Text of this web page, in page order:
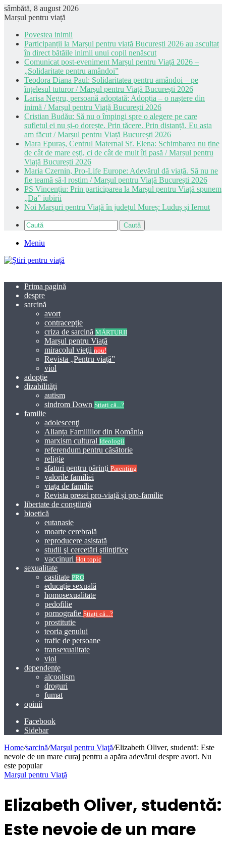
sâmbătă, 8 august 2026
Marșul pentru viață
Povestea inimii
Participanții la Marșul pentru viață București 2026 au ascultat
în direct bătăile inimii unui copil nenăscut
Comunicat post-eveniment Marșul pentru Viață 2026 –
„Solidaritate pentru amândoi”
Teodora Diana Paul: Solidaritatea pentru amândoi – pe
înțelesul tuturor / Marșul pentru Viață București 2026
Larisa Negru, persoană adoptată: Adopția – o naștere din
inimă / Marșul pentru Viață București 2026
Cristian Budău: Să nu o împingi spre o alegere pe care
sufletul ei nu și-o dorește. Prin tăcere. Prin distanță. Eu asta
am făcut / Marșul pentru Viață București 2026
Mara Epuraș, Centrul Maternal Sf. Elena: Schimbarea nu ține
de cât de mare ești, ci de cât de mult îți pasă / Marșul pentru
Viață București 2026
Maria Czernin, Pro-Life Europe: Adevărul dă viață. Să nu ne
fie teamă să-l rostim / Marșul pentru Viață București 2026
PS Vincențiu: Prin participarea la Marșul pentru Viață spunem
„Da” iubirii
Noi Marșuri pentru Viață în județul Mureș: Luduș și Iernut
Caută
Meniu
Prima pagină
despre
sarcină
avort
contracepție
criza de sarcină MĂRTURII
Marșul pentru Viață
miracolul vieţii nou!
Revista „Pentru viață”
viol
adopţie
dizabilităţi
autism
sindrom Down Știați că...?
familie
adolescenţi
Alianța Familiilor din România
marxism cultural Ideologii
referendum pentru căsătorie
religie
sfaturi pentru părinţi Parenting
valorile familiei
viaţa de familie
Revista presei pro-viață și pro-familie
libertate de conștiință
bioetică
eutanasie
moarte cerebrală
reproducere asistată
studii şi cercetări ştiinţifice
vaccinuri Hot topic
sexualitate
castitate PRO
educaţie sexuală
homosexualitate
pedofilie
pornografie Știați că...?
prostitutie
teoria genului
trafic de persoane
transexualitate
viol
dependenţe
alcoolism
droguri
fumat
opinii
Facebook
Sidebar
Home/sarcină/Marşul pentru Viaţă/Elizabeth Oliver, studentă: Este
nevoie de un mare curaj pentru a apăra adevărul despre avort. Nu
este popular
Marşul pentru Viaţă
Elizabeth Oliver, studentă:
Este nevoie de un mare